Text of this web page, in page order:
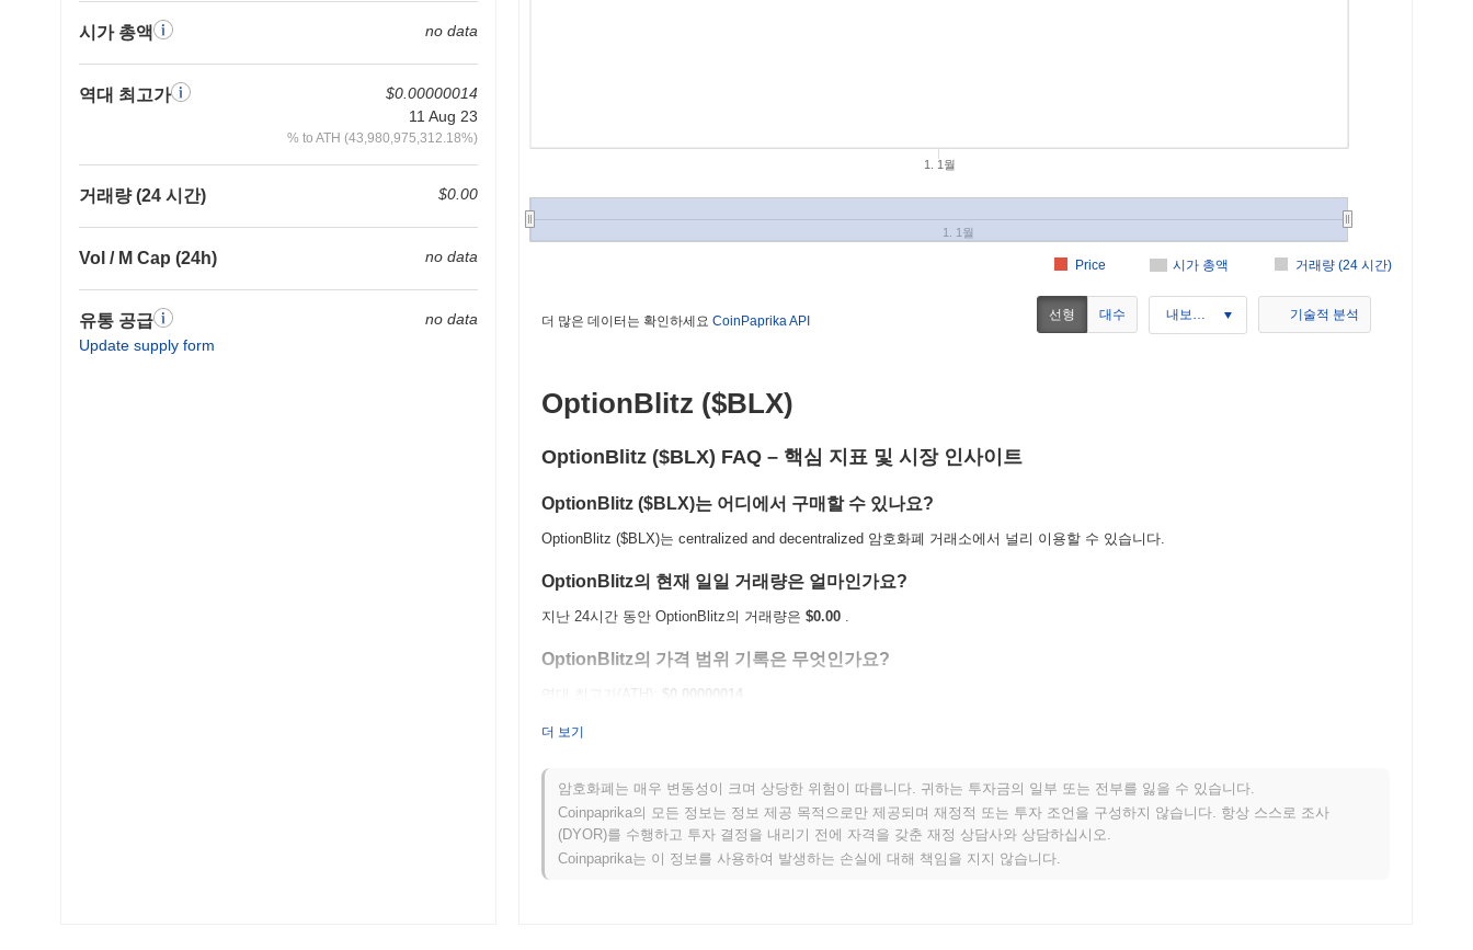
시가 총액 no data
역대 최고가
$0.00000014
11 Aug 23
% to ATH (43,980,975,312.18%)
거래량 (24 시간) $0.00
Vol / M Cap (24h) no data
유통 공급
Update supply form
no data
시가 총액 거래량 (24 시간)
Price
1. 1월
1. 1월
더 많은 데이터는 확인하세요 CoinPaprika API 선형 대수 내보내기 기술적 분석
OptionBlitz ($BLX)
OptionBlitz ($BLX) FAQ – 핵심 지표 및 시장 인사이트
OptionBlitz ($BLX)는 어디에서 구매할 수 있나요?
OptionBlitz ($BLX)는 centralized and decentralized 암호화폐 거래소에서 널리 이용할 수 있습니다.
OptionBlitz의 현재 일일 거래량은 얼마인가요?
지난 24시간 동안 OptionBlitz의 거래량은 $0.00 .
OptionBlitz의 가격 범위 기록은 무엇인가요?
역대 최고가(ATH):
$0.00000014
OptionBlitz는 더 넓은 암호화폐 시장과 비교하여 어떤 성과를 내고 있나요?
지난 7일 동안 OptionBlitz는0.00% 상승하여 0.67%의 상승을 기록한 전체 암호화폐 시장에 뒤처졌습니다. 이는 더 넓은 시장 모멘텀
과 비교하여 $BLX의 가격 움직임에서 일시적인 지연을 나타냅니다.
더 보기
암호화폐는 매우 변동성이 크며 상당한 위험이 따릅니다. 귀하는 투자금의 일부 또는 전부를 잃을 수 있습니다.
Coinpaprika의 모든 정보는 정보 제공 목적으로만 제공되며 재정적 또는 투자 조언을 구성하지 않습니다. 항상 스스로 조사
(DYOR)를 수행하고 투자 결정을 내리기 전에 자격을 갖춘 재정 상담사와 상담하십시오.
Coinpaprika는 이 정보를 사용하여 발생하는 손실에 대해 책임을 지지 않습니다.